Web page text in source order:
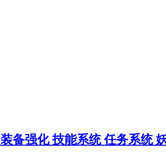
装备强化技能系统任务系统